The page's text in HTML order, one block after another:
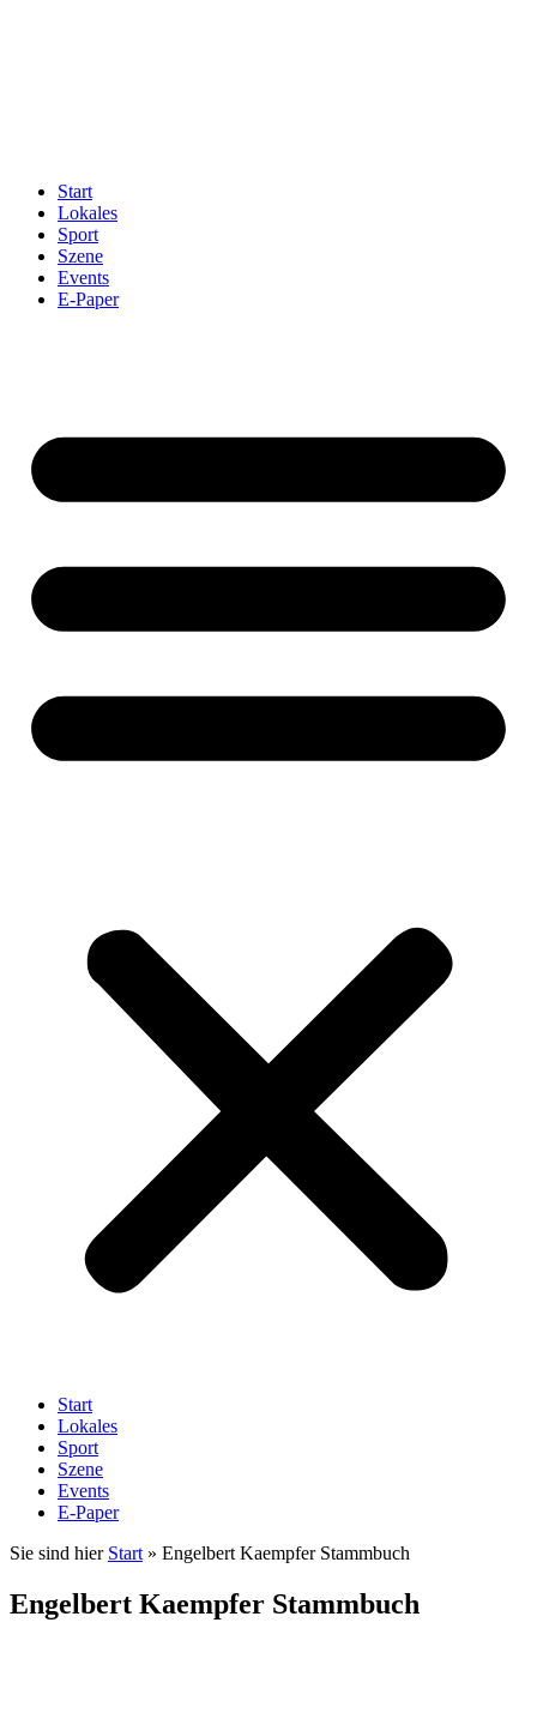
Start
Lokales
Sport
Szene
Events
E-Paper
Start
Lokales
Sport
Szene
Events
E-Paper
Sie sind hier Start » Engelbert Kaempfer Stammbuch
Engelbert Kaempfer Stammbuch